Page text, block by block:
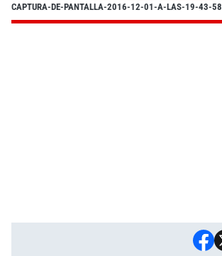
CAPTURA-DE-PANTALLA-2016-12-01-A-LAS-19-43-58